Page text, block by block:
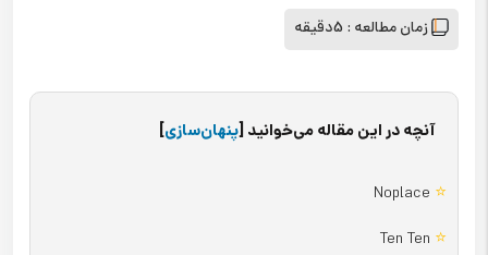
زمان مطالعه : 5دقیقه
آنچه در این مقاله می‌خوانید[پنهان‌سازی]
⭐
Noplace
⭐
Ten Ten